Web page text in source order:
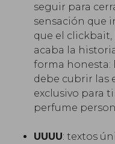
seguir para
sensación que
que el clickbait,
acaba la
forma honesta:
debe cubrir las
exclusivo para
perfume
UUUU: textos